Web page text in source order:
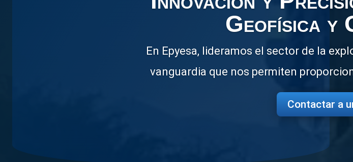
Servicios de
de intéres con el objetivo de tener un
la necesidad de realizar algún tipo de
Conocer